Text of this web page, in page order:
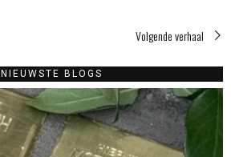
Volgende verhaal
NIEUWSTE BLOGS